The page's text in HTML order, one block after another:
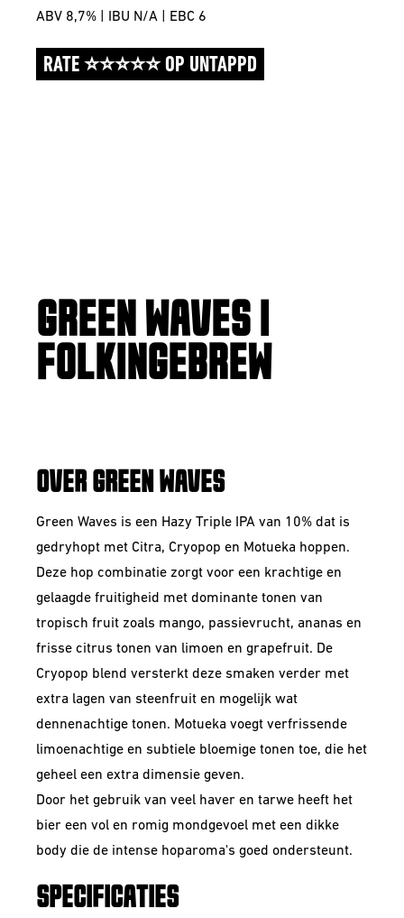
ABV 8,7% | IBU N/A | EBC 6
RATE ⭐⭐⭐⭐⭐ OP UNTAPPD
GREEN WAVES |
FOLKINGEBREW
OVER GREEN WAVES
Green Waves is een Hazy Triple IPA van 10% dat is
gedryhopt met Citra, Cryopop en Motueka hoppen.
Deze hop combinatie zorgt voor een krachtige en
gelaagde fruitigheid met dominante tonen van
tropisch fruit zoals mango, passievrucht, ananas en
frisse citrus tonen van limoen en grapefruit. De
Cryopop blend versterkt deze smaken verder met
extra lagen van steenfruit en mogelijk wat
dennenachtige tonen. Motueka voegt verfrissende
limoenachtige en subtiele bloemige tonen toe, die het
geheel een extra dimensie geven.
Door het gebruik van veel haver en tarwe heeft het
bier een vol en romig mondgevoel met een dikke
body die de intense hoparoma's goed ondersteunt.
SPECIFICATIES